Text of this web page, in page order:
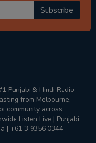
Subscribe
Punjabi & Hindi Radio
from Melbourne,
community across
Listen Live | Punjabi
| +61 3 9356 0344